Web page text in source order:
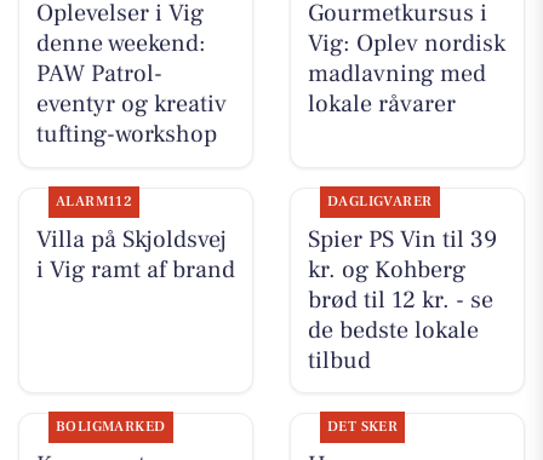
Oplevelser i Vig
denne weekend:
PAW Patrol-
eventyr og kreativ
tufting-workshop
Gourmetkursus i
Vig: Oplev nordisk
madlavning med
lokale råvarer
ALARM112
Villa på Skjoldsvej
i Vig ramt af brand
DAGLIGVARER
Spier PS Vin til 39
kr. og Kohberg
brød til 12 kr. - se
de bedste lokale
tilbud
BOLIGMARKED DET SKER